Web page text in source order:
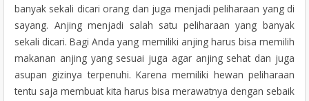
banyak sekali dicari orang dan juga menjadi peliharaan yang di
sayang. Anjing menjadi salah satu peliharaan yang banyak
sekali dicari. Bagi Anda yang memiliki anjing harus bisa memilih
makanan anjing yang sesuai juga agar anjing sehat dan juga
asupan gizinya terpenuhi. Karena memiliki hewan peliharaan
tentu saja membuat kita harus bisa merawatnya dengan sebaik